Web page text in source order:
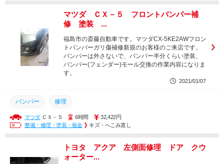
マツダ ＣＸ－５ フロントバンパー補
修 塗装 ...
福島市の斎藤自動車です。マツダCX-5KE2AWフロン
トバンパーガリ傷補修新規のお客様のご来店です。
バンパーは外さないで、バンパー半分くらい塗装、
バンパー(フェンダー)モール交換の作業内容になりま
す。
2021/01/07
バンパー 修理
マツダＣＸ－５ 6時間
32,422円
整備・修理・塗装・板金
キズ・へこみ直し
トヨタ アクア 左側面修理 ドア クウ
ォーター...